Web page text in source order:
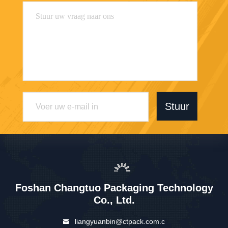
Stuur
Foshan Changtuo Packaging Technology
Co., Ltd.
liangyuanbin@ctpack.com.c